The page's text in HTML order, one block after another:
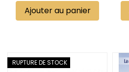
Ajouter au panier
RUPTURE DE STOCK